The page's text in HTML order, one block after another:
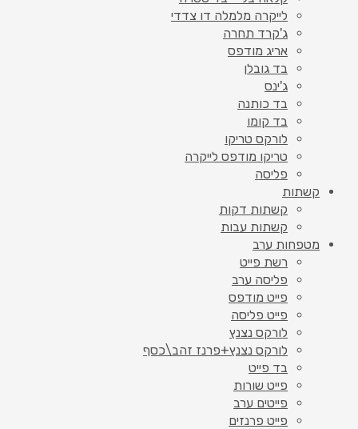
לייקרה מלמלה דו צדדי
ג'קרד תחרה
אריג מודפס
בד גובלן
ג'ינס
בד כותנה
בד קומו
לורקס טריקו
טריקו מודפס לייקרה
פליסה
קשתות
קשתות דקות
קשתות עבות
מטפחות ערב
רשת פייט
פליסה ערב
פייט מודפס
פייט פליסה
לורקס נצנץ
לורקס נצנץ+פרנז זהב\כסף
בד פייט
פייט שורות
פייטים ערב
פייט פרנזים